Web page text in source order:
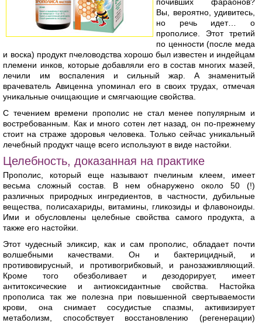
Вы, вероятно, удивитесь,
но речь идет… о
прополисе. Этот третий
по ценности (после меда
и воска) продукт пчеловодства хорошо был известен и индейцам
племени инков, которые добавляли его в состав многих мазей,
лечили им воспаления и сильный жар. А знаменитый
врачеватель Авиценна упоминал его в своих трудах, отмечая
уникальные очищающие и смягчающие свойства.
С течением времени прополис не стал менее популярным и
востребованным. Как и много сотен лет назад, он по-прежнему
стоит на страже здоровья человека. Только сейчас уникальный
лечебный продукт чаще всего используют в виде настойки.
Целебность, доказанная на практике
Прополис, который еще называют пчелиным клеем, имеет
весьма сложный состав. В нем обнаружено около 50 (!)
различных природных ингредиентов, в частности, дубильные
вещества, полисахариды, витамины, гликозиды и флавоноиды.
Ими и обусловлены целебные свойства самого продукта, а
также его настойки.
Этот чудесный эликсир, как и сам прополис, обладает почти
волшебными качествами. Он и бактерицидный, и
противовирусный, и противогрибковый, и ранозаживляющий.
Кроме того обезболивает и дезодорирует, имеет
антитоксические и антиоксидантные свойства. Настойка
прополиса так же полезна при повышенной свертываемости
крови, она снимает сосудистые спазмы, активизирует
метаболизм, способствует восстановлению (регенерации)